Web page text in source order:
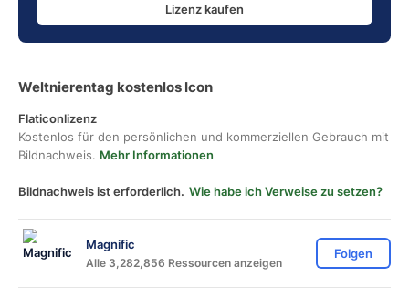
Lizenz kaufen
Weltnierentag kostenlos Icon
Flaticonlizenz
Kostenlos für den persönlichen und kommerziellen Gebrauch mit
Bildnachweis. Mehr Informationen
Bildnachweis ist erforderlich. Wie habe ich Verweise zu setzen?
Magnific
Alle 3,282,856 Ressourcen anzeigen
Folgen